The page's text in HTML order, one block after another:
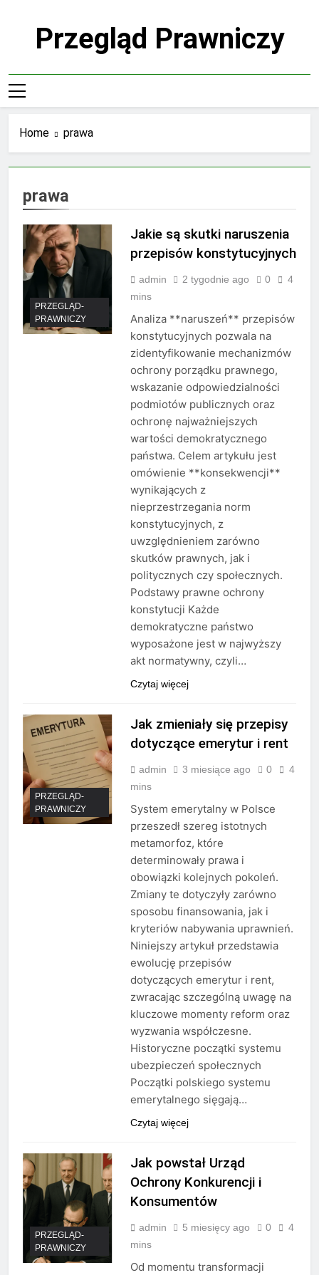
Przegląd Prawniczy
Home prawa
prawa
PRZEGLĄD-
PRAWNICZY
Jakie są skutki naruszenia
przepisów konstytucyjnych
admin 2 tygodnie ago 0
4
mins
Analiza **naruszeń** przepisów
konstytucyjnych pozwala na
zidentyfikowanie mechanizmów
ochrony porządku prawnego,
wskazanie odpowiedzialności
podmiotów publicznych oraz
ochronę najważniejszych
wartości demokratycznego
państwa. Celem artykułu jest
omówienie **konsekwencji**
wynikających z
nieprzestrzegania norm
konstytucyjnych, z
uwzględnieniem zarówno
skutków prawnych, jak i
politycznych czy społecznych.
Podstawy prawne ochrony
konstytucji Każde
demokratyczne państwo
wyposażone jest w najwyższy
akt normatywny, czyli…
Czytaj więcej
PRZEGLĄD-
PRAWNICZY
Jak zmieniały się przepisy
dotyczące emerytur i rent
admin 3 miesiące ago 0
4
mins
System emerytalny w Polsce
przeszedł szereg istotnych
metamorfoz, które
determinowały prawa i
obowiązki kolejnych pokoleń.
Zmiany te dotyczyły zarówno
sposobu finansowania, jak i
kryteriów nabywania uprawnień.
Niniejszy artykuł przedstawia
ewolucję przepisów
dotyczących emerytur i rent,
zwracając szczególną uwagę na
kluczowe momenty reform oraz
wyzwania współczesne.
Historyczne początki systemu
ubezpieczeń społecznych
Początki polskiego systemu
emerytalnego sięgają…
Czytaj więcej
PRZEGLĄD-
PRAWNICZY
Jak powstał Urząd
Ochrony Konkurencji i
Konsumentów
admin 5 miesięcy ago 0
4
mins
Od momentu transformacji